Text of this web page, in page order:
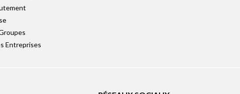
Entreprises